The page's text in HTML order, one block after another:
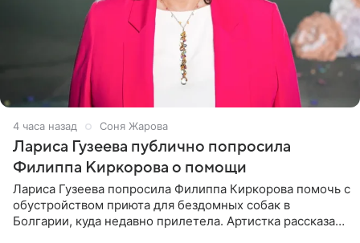
4 часа назад Соня Жарова
Лариса Гузеева публично попросила
Филиппа Киркорова о помощи
Лариса Гузеева попросила Филиппа Киркорова помочь с
обустройством приюта для бездомных собак в
Болгарии, куда недавно прилетела. Артистка рассказала